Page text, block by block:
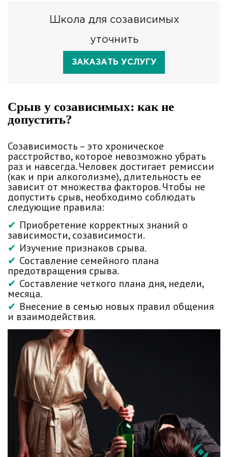
Школа для созависимых
уточнить
ЗАКАЗАТЬ УСЛУГУ
Срыв у созависимых: как не
допустить?
Созависимость – это хроническое
расстройство, которое невозможно убрать
раз и навсегда. Человек достигает ремиссии
(как и при алкоголизме), длительность ее
зависит от множества факторов. Чтобы не
допустить срыв, необходимо соблюдать
следующие правила:
Приобретение корректных знаний о
зависимости, созависимости.
Изучение признаков срыва.
Составление семейного плана
предотвращения срыва.
Составление четкого плана дня, недели,
месяца.
Внесение в семью новых правил общения
и взаимодействия.